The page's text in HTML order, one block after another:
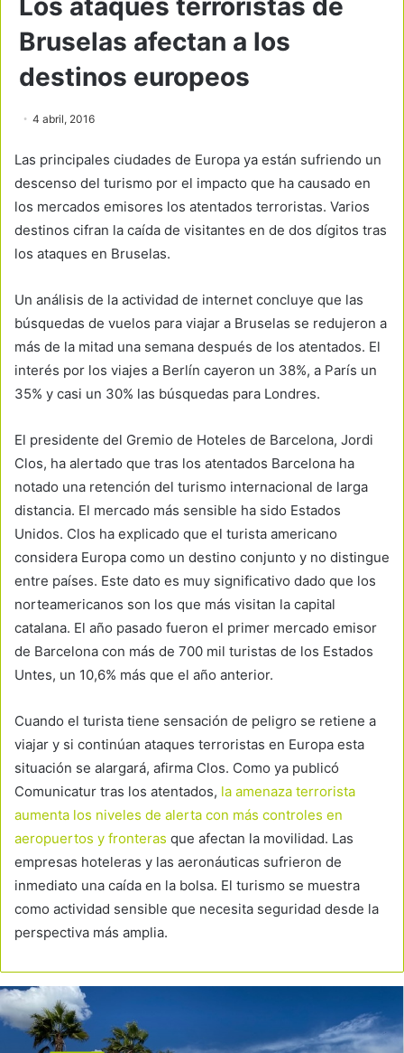
Los ataques terroristas de
Bruselas afectan a los
destinos europeos
4 abril, 2016
Las principales ciudades de Europa ya están sufriendo un
descenso del turismo por el impacto que ha causado en
los mercados emisores los atentados terroristas. Varios
destinos cifran la caída de visitantes en de dos dígitos tras
los ataques en Bruselas.
Un análisis de la actividad de internet concluye que las
búsquedas de vuelos para viajar a Bruselas se redujeron a
más de la mitad una semana después de los atentados. El
interés por los viajes a Berlín cayeron un 38%, a París un
35% y casi un 30% las búsquedas para Londres.
El presidente del Gremio de Hoteles de Barcelona, Jordi
Clos, ha alertado que tras los atentados Barcelona ha
notado una retención del turismo internacional de larga
distancia. El mercado más sensible ha sido Estados
Unidos. Clos ha explicado que el turista americano
considera Europa como un destino conjunto y no distingue
entre países. Este dato es muy significativo dado que los
norteamericanos son los que más visitan la capital
catalana. El año pasado fueron el primer mercado emisor
de Barcelona con más de 700 mil turistas de los Estados
Untes, un 10,6% más que el año anterior.
Cuando el turista tiene sensación de peligro se retiene a
viajar y si continúan ataques terroristas en Europa esta
situación se alargará, afirma Clos. Como ya publicó
Comunicatur tras los atentados, la amenaza terrorista
aumenta los niveles de alerta con más controles en
aeropuertos y fronteras que afectan la movilidad. Las
empresas hoteleras y las aeronáuticas sufrieron de
inmediato una caída en la bolsa. El turismo se muestra
como actividad sensible que necesita seguridad desde la
perspectiva más amplia.